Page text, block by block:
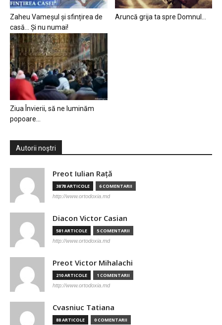
Zaheu Vameșul și sfințirea de
casă… Și nu numai!
Aruncă grija ta spre Domnul…
Ziua Învierii, să ne luminăm
popoare…
Autorii noștri
Preot Iulian Raţă
3878 ARTICOLE 6 COMENTARII
http://www.ortodoxia.md
Diacon Victor Casian
581 ARTICOLE 5 COMENTARII
http://www.ortodoxia.md
Preot Victor Mihalachi
210 ARTICOLE 1 COMENTARII
http://www.ortodoxia.md
Cvasniuc Tatiana
88 ARTICOLE 0 COMENTARII